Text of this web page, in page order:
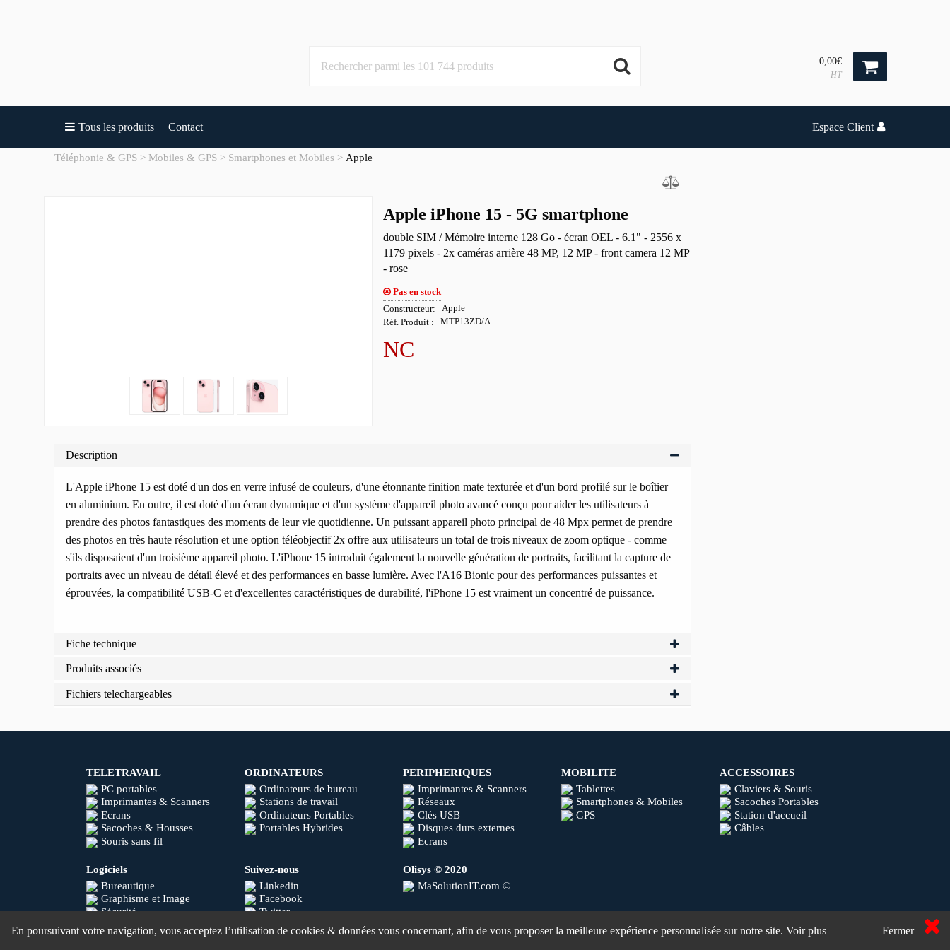
En poursuivant votre navigation, vous acceptez l’utilisation de cookies & données vous concernant, afin de vous proposer la meilleure expérience personnalisée sur notre site. Voir plus Fermer
0,00€
HT
Tous les produits Contact Espace Client
Téléphonie & GPS Mobiles & GPS Smartphones et Mobiles Apple
Apple iPhone 15 - 5G smartphone
double SIM / Mémoire interne 128 Go - écran OEL - 6.1" - 2556 x
1179 pixels - 2x caméras arrière 48 MP, 12 MP - front camera 12 MP
- rose
Pas en stock
Constructeur Apple
Réf. Produit MTP13ZD/A
NC
Description
L'Apple iPhone 15 est doté d'un dos en verre infusé de couleurs, d'une étonnante finition mate texturée et d'un bord profilé sur le boîtier
en aluminium. En outre, il est doté d'un écran dynamique et d'un système d'appareil photo avancé conçu pour aider les utilisateurs à
prendre des photos fantastiques des moments de leur vie quotidienne. Un puissant appareil photo principal de 48 Mpx permet de prendre
des photos en très haute résolution et une option téléobjectif 2x offre aux utilisateurs un total de trois niveaux de zoom optique - comme
s'ils disposaient d'un troisième appareil photo. L'iPhone 15 introduit également la nouvelle génération de portraits, facilitant la capture de
portraits avec un niveau de détail élevé et des performances en basse lumière. Avec l'A16 Bionic pour des performances puissantes et
éprouvées, la compatibilité USB-C et d'excellentes caractéristiques de durabilité, l'iPhone 15 est vraiment un concentré de puissance.
Fiche technique
Produits associés
Fichiers telechargeables
TELETRAVAIL
PC portables
Imprimantes & Scanners
Ecrans
Sacoches & Housses
Souris sans fil
ORDINATEURS
Ordinateurs de bureau
Stations de travail
Ordinateurs Portables
Portables Hybrides
PERIPHERIQUES
Imprimantes & Scanners
Réseaux
Clés USB
Disques durs externes
Ecrans
MOBILITE
Tablettes
Smartphones & Mobiles
GPS
ACCESSOIRES
Claviers & Souris
Sacoches Portables
Station d'accueil
Câbles
Logiciels
Bureautique
Graphisme et Image
Sécurité
Suivez-nous
Linkedin
Facebook
Twitter
Youtube
Instagram
Olisys © 2020
MaSolutionIT.com ©